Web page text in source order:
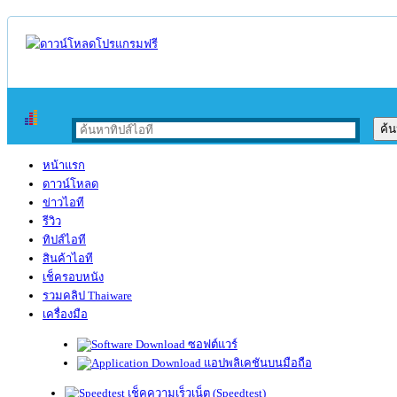
หน้าแรก
ดาวน์โหลด
ข่าวไอที
รีวิว
ทิปส์ไอที
สินค้าไอที
เช็ครอบหนัง
รวมคลิป Thaiware
เครื่องมือ
ซอฟต์แวร์
แอปพลิเคชันบนมือถือ
เช็คความเร็วเน็ต (Speedtest)